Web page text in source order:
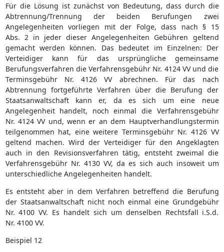
Für die Lösung ist zunächst von Bedeutung, dass durch die
Abtrennung/Trennung der beiden Berufungen zwei
Angelegenheiten vorliegen mit der Folge, dass nach § 15
Abs. 2 in jeder dieser Angelegenheiten Gebühren geltend
gemacht werden können. Das bedeutet im Einzelnen: Der
Verteidiger kann für das ursprüngliche gemeinsame
Berufungsverfahren die Verfahrensgebühr Nr. 4124 VV und die
Terminsgebühr Nr. 4126 VV abrechnen. Für das nach
Abtrennung fortgeführte Verfahren über die Berufung der
Staatsanwaltschaft kann er, da es sich um eine neue
Angelegenheit handelt, noch einmal die Verfahrensgebühr
Nr. 4124 VV und, wenn er an dem Hauptverhandlungstermin
teilgenommen hat, eine weitere Terminsgebühr Nr. 4126 VV
geltend machen. Wird der Verteidiger für den Angeklagten
auch in den Revisionsverfahren tätig, entsteht zweimal die
Verfahrensgebühr Nr. 4130 VV, da es sich auch insoweit um
unterschiedliche Angelegenheiten handelt.
Es entsteht aber in dem Verfahren betreffend die Berufung
der Staatsanwaltschaft nicht noch einmal eine Grundgebühr
Nr. 4100 VV. Es handelt sich um denselben Rechtsfall i.S.d.
Nr. 4100 VV.
Beispiel 12